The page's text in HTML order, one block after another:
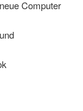
Computer